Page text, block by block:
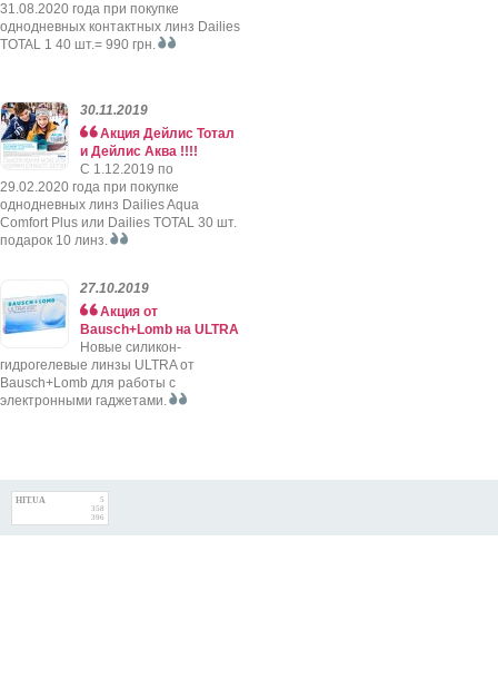
31.08.2020 года при покупке
однодневных контактных линз Dailies
TOTAL 1 40 шт.= 990 грн.
30.11.2019
Акция Дейлис Тотал
и Дейлис Аква !!!!
C 1.12.2019 по
29.02.2020 года при покупке
однодневных линз Dailies Aqua
Comfort Plus или Dailies TOTAL 30 шт.
подарок 10 линз.
27.10.2019
Акция от
Bausch+Lomb на ULTRA
Новые силикон-
гидрогелевые линзы ULTRA от
Bausch+Lomb для работы с
электронными гаджетами.
HIT.UA
5
358
396